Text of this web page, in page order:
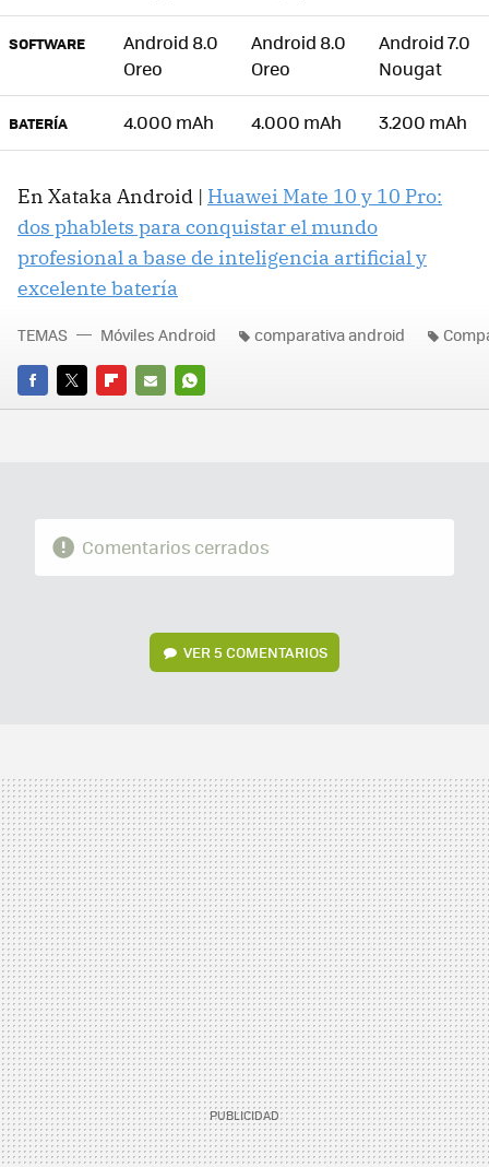
SOFTWARE
Android 8.0
Oreo
Android 8.0
Oreo
Android 7.0
Nougat
BATERÍA 4.000 mAh 4.000 mAh 3.200 mAh
En Xataka Android | Huawei Mate 10 y 10 Pro:
dos phablets para conquistar el mundo
profesional a base de inteligencia artificial y
excelente batería
FACEBOOK
TWITTERFLIPBOARD
E-
WHATSAPP
TEMAS Móviles Android comparativa android
Comentarios cerrados
VER5 COMENTARIOS